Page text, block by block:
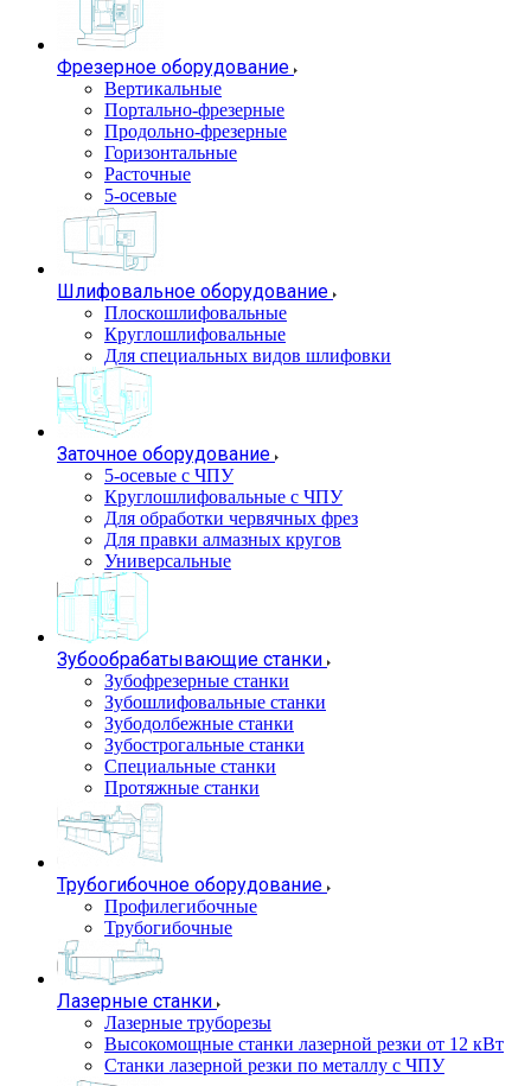
Фрезерное оборудование
Вертикальные
Портально-фрезерные
Продольно-фрезерные
Горизонтальные
Расточные
5-осевые
Шлифовальное оборудование
Плоскошлифовальные
Круглошлифовальные
Для специальных видов шлифовки
Заточное оборудование
5-осевые с ЧПУ
Круглошлифовальные с ЧПУ
Для обработки червячных фрез
Для правки алмазных кругов
Универсальные
Зубообрабатывающие станки
Зубофрезерные станки
Зубошлифовальные станки
Зубодолбежные станки
Зубострогальные станки
Специальные станки
Протяжные станки
Трубогибочное оборудование
Профилегибочные
Трубогибочные
Лазерные станки
Лазерные труборезы
Высокомощные станки лазерной резки от 12 кВт
Станки лазерной резки по металлу с ЧПУ